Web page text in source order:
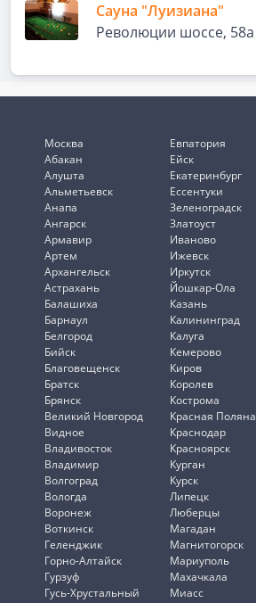
Сауна "Луизиана"
Революции шоссе, 58а
Москва
Абакан
Алушта
Альметьевск
Анапа
Ангарск
Армавир
Артем
Архангельск
Астрахань
Балашиха
Барнаул
Белгород
Бийск
Благовещенск
Братск
Брянск
Великий Новгород
Видное
Владивосток
Владимир
Волгоград
Вологда
Воронеж
Воткинск
Геленджик
Горно-Алтайск
Гурзуф
Гусь-Хрустальный
Евпатория
Ейск
Екатеринбург
Ессентуки
Зеленоградск
Златоуст
Иваново
Ижевск
Иркутск
Йошкар-Ола
Казань
Калининград
Калуга
Кемерово
Киров
Королев
Кострома
Красная Поляна
Краснодар
Красноярск
Курган
Курск
Липецк
Люберцы
Магадан
Магнитогорск
Мариуполь
Махачкала
Миасс